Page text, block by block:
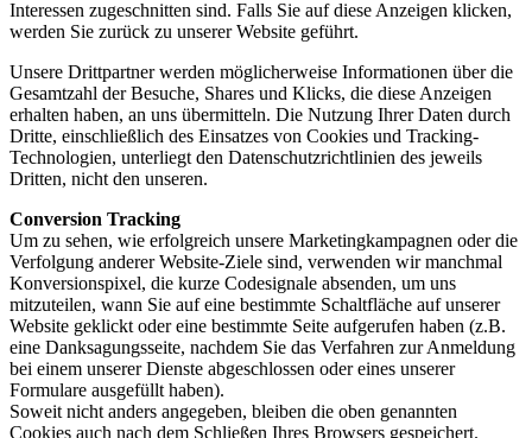
Interessen zugeschnitten sind. Falls Sie auf diese Anzeigen klicken,
werden Sie zurück zu unserer Website geführt.
Unsere Drittpartner werden möglicherweise Informationen über die
Gesamtzahl der Besuche, Shares und Klicks, die diese Anzeigen
erhalten haben, an uns übermitteln. Die Nutzung Ihrer Daten durch
Dritte, einschließlich des Einsatzes von Cookies und Tracking-
Technologien, unterliegt den Datenschutzrichtlinien des jeweils
Dritten, nicht den unseren.
Conversion Tracking
Um zu sehen, wie erfolgreich unsere Marketingkampagnen oder die
Verfolgung anderer Website-Ziele sind, verwenden wir manchmal
Konversionspixel, die kurze Codesignale absenden, um uns
mitzuteilen, wann Sie auf eine bestimmte Schaltfläche auf unserer
Website geklickt oder eine bestimmte Seite aufgerufen haben (z.B.
eine Danksagungsseite, nachdem Sie das Verfahren zur Anmeldung
bei einem unserer Dienste abgeschlossen oder eines unserer
Formulare ausgefüllt haben).
Soweit nicht anders angegeben, bleiben die oben genannten
Cookies auch nach dem Schließen Ihres Browsers gespeichert.